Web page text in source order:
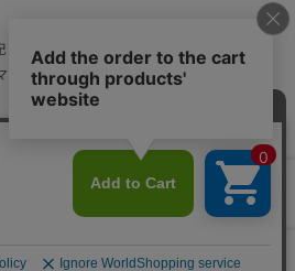
プライバシーポリシー
会社概要
ップ リクルート ご利用ガイド
ALL RIGHTS RESERVED.
カートに入れる